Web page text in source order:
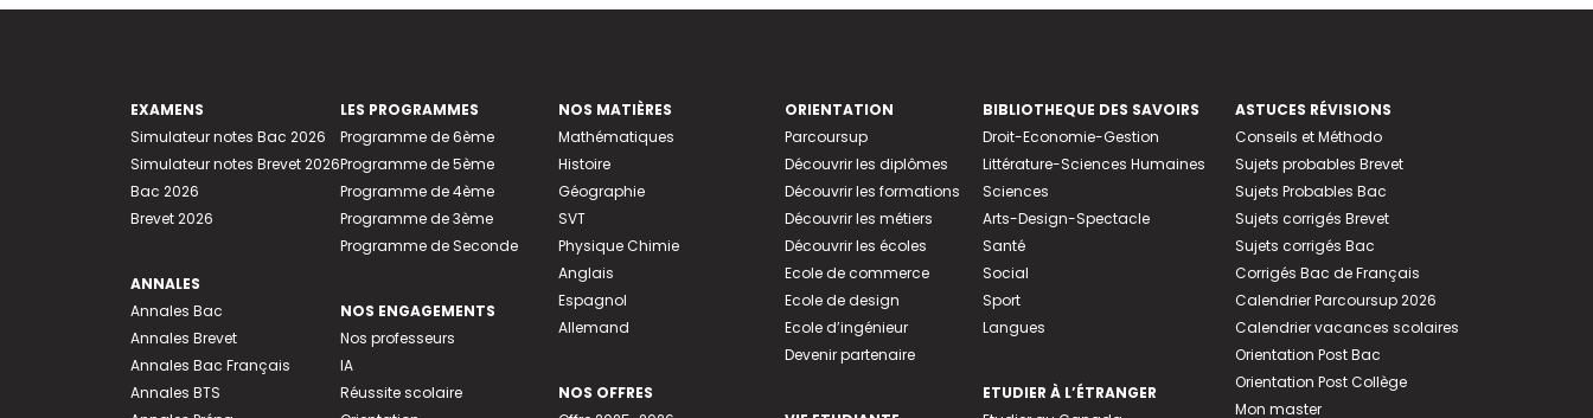
EXAMENS
Simulateur notes Bac 2026
Simulateur notes Brevet 2026
Bac 2026
Brevet 2026
ANNALES
Annales Bac
Annales Brevet
Annales Bac Français
Annales BTS
LES PROGRAMMES
Programme de 6ème
Programme de 5ème
Programme de 4ème
Programme de 3ème
Programme de Seconde
NOS ENGAGEMENTS
Nos professeurs
IA
Réussite scolaire
NOS MATIÈRES
Mathématiques
Histoire
Géographie
SVT
Physique Chimie
Anglais
Espagnol
Allemand
NOS OFFRES
ORIENTATION
Parcoursup
Découvrir les diplômes
Découvrir les formations
Découvrir les métiers
Découvrir les écoles
Ecole de commerce
Ecole de design
Ecole d’ingénieur
Devenir partenaire
BIBLIOTHEQUE DES SAVOIRS
Droit-Economie-Gestion
Littérature-Sciences Humaines
Sciences
Arts-Design-Spectacle
Santé
Social
Sport
Langues
ETUDIER À L’ÉTRANGER
ASTUCES RÉVISIONS
Conseils et Méthodo
Sujets probables Brevet
Sujets Probables Bac
Sujets corrigés Brevet
Sujets corrigés Bac
Corrigés Bac de Français
Calendrier Parcoursup 2026
Calendrier vacances scolaires
Orientation Post Bac
Orientation Post Collège
Mon master